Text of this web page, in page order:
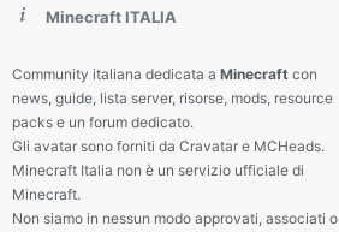
Minecraft ITALIA
Community italiana dedicata a Minecraft con
news, guide, lista server, risorse, mods, resource
packs e un forum dedicato.
Gli avatar sono forniti da Cravatar e MCHeads.
Minecraft Italia non è un servizio ufficiale di
Minecraft.
Non siamo in nessun modo approvati, associati o